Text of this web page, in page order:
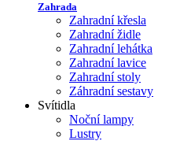
Zahrada
Zahradní křesla
Zahradní židle
Zahradní lehátka
Zahradní lavice
Zahradní stoly
Záhradní sestavy
Svítidla
Noční lampy
Lustry